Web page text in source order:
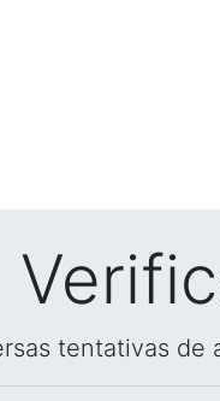
tentativas de